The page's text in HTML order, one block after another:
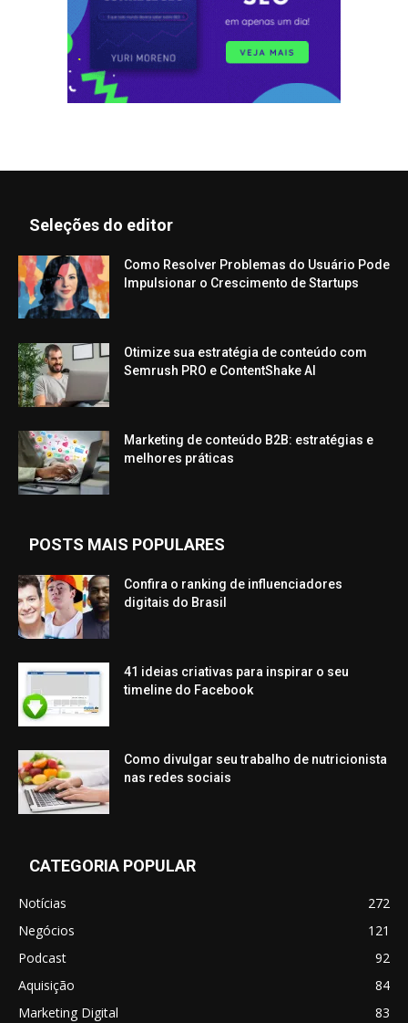
Seleções do editor
Como Resolver Problemas do Usuário Pode
Impulsionar o Crescimento de Startups
Otimize sua estratégia de conteúdo com
Semrush PRO e ContentShake AI
Marketing de conteúdo B2B: estratégias e
melhores práticas
POSTS MAIS POPULARES
Confira o ranking de influenciadores
digitais do Brasil
41 ideias criativas para inspirar o seu
timeline do Facebook
Como divulgar seu trabalho de nutricionista
nas redes sociais
CATEGORIA POPULAR
Notícias
272
Negócios
121
Podcast
92
Aquisição
84
Marketing Digital
83